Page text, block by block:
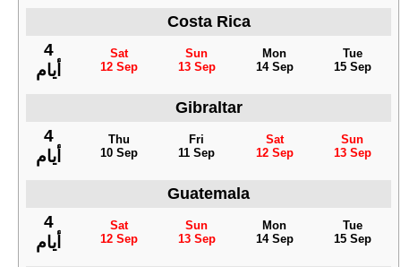
Costa Rica
4
أيام
Sat
12 Sep
Sun
13 Sep
Mon
14 Sep
Tue
15 Sep
Gibraltar
4
أيام
Thu
10 Sep
Fri
11 Sep
Sat
12 Sep
Sun
13 Sep
Guatemala
4
أيام
Sat
12 Sep
Sun
13 Sep
Mon
14 Sep
Tue
15 Sep